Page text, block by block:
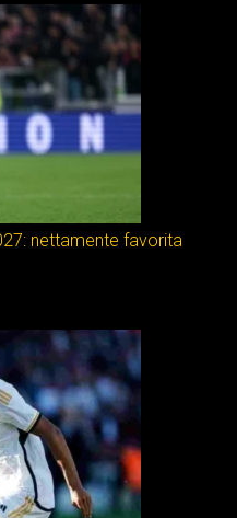
nettamente favorita